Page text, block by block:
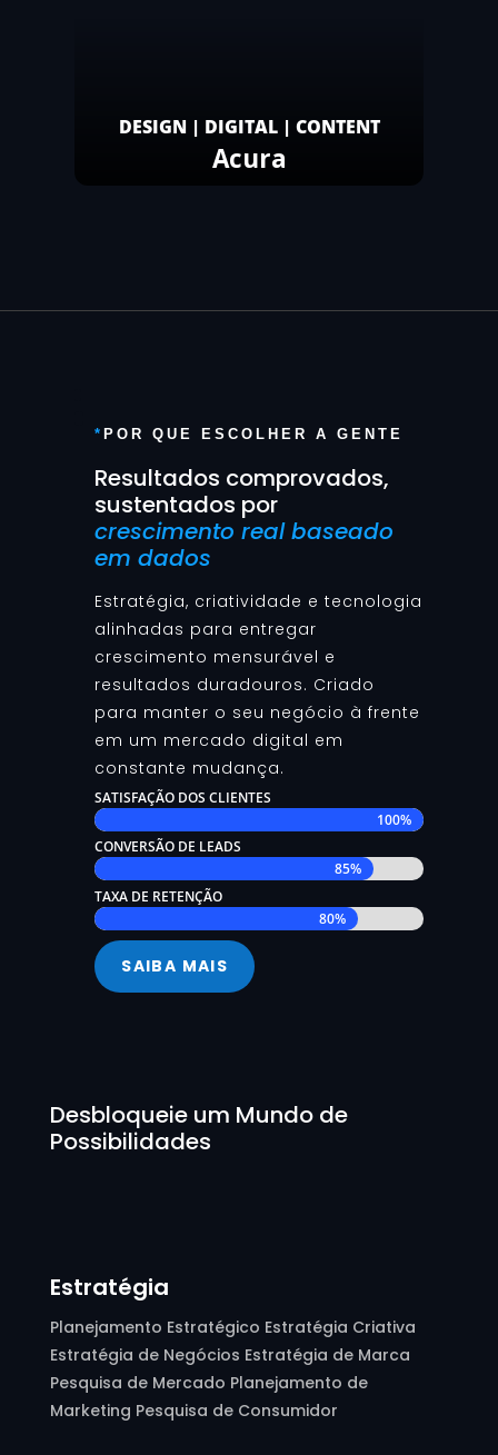
DESIGN | DIGITAL | CONTENT
Acura
* POR QUE ESCOLHER A GENTE
Resultados comprovados,
sustentados por
crescimento real baseado
em dados
Estratégia, criatividade e tecnologia
alinhadas para entregar
crescimento mensurável e
resultados duradouros. Criado
para manter o seu negócio à frente
em um mercado digital em
constante mudança.
SATISFAÇÃO DOS CLIENTES
100%
100%
CONVERSÃO DE LEADS
85%
85%
TAXA DE RETENÇÃO
80%
80%
SAIBA MAIS
Desbloqueie um Mundo de
Possibilidades
Estratégia
Planejamento Estratégico Estratégia Criativa
Estratégia de Negócios Estratégia de Marca
Pesquisa de Mercado Planejamento de
Marketing Pesquisa de Consumidor